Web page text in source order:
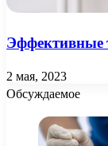
Эффективные
2 мая, 2023
Обсуждаемое